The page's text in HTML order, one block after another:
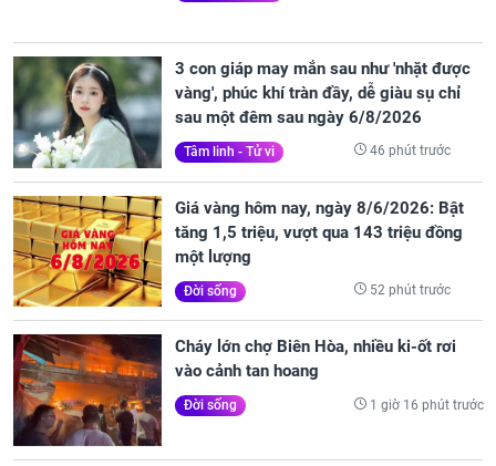
3 con giáp may mắn sau như 'nhặt được
vàng', phúc khí tràn đầy, dễ giàu sụ chỉ
sau một đêm sau ngày 6/8/2026
Tâm linh - Tử vi 46 phút trước
Giá vàng hôm nay, ngày 8/6/2026: Bật
tăng 1,5 triệu, vượt qua 143 triệu đồng
một lượng
Đời sống 52 phút trước
Cháy lớn chợ Biên Hòa, nhiều ki-ốt rơi
vào cảnh tan hoang
Đời sống 1 giờ 16 phút trước